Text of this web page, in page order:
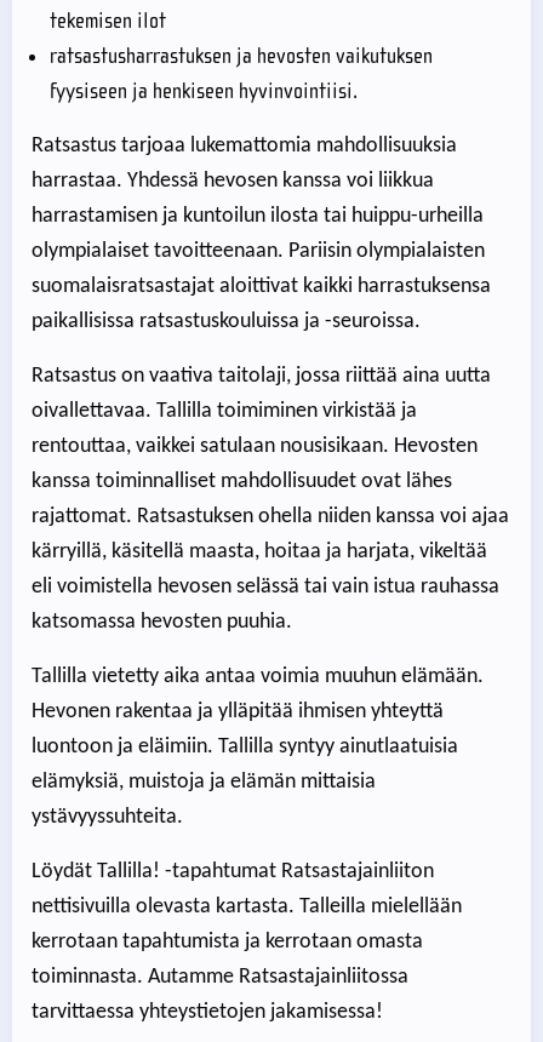
tekemisen ilot
ratsastusharrastuksen ja hevosten vaikutuksen
fyysiseen ja henkiseen hyvinvointiisi.
Ratsastus tarjoaa lukemattomia mahdollisuuksia
harrastaa. Yhdessä hevosen kanssa voi liikkua
harrastamisen ja kuntoilun ilosta tai huippu-urheilla
olympialaiset tavoitteenaan. Pariisin olympialaisten
suomalaisratsastajat aloittivat kaikki harrastuksensa
paikallisissa ratsastuskouluissa ja -seuroissa.
Ratsastus on vaativa taitolaji, jossa riittää aina uutta
oivallettavaa. Tallilla toimiminen virkistää ja
rentouttaa, vaikkei satulaan nousisikaan. Hevosten
kanssa toiminnalliset mahdollisuudet ovat lähes
rajattomat. Ratsastuksen ohella niiden kanssa voi ajaa
kärryillä, käsitellä maasta, hoitaa ja harjata, vikeltää
eli voimistella hevosen selässä tai vain istua rauhassa
katsomassa hevosten puuhia.
Tallilla vietetty aika antaa voimia muuhun elämään.
Hevonen rakentaa ja ylläpitää ihmisen yhteyttä
luontoon ja eläimiin. Tallilla syntyy ainutlaatuisia
elämyksiä, muistoja ja elämän mittaisia
ystävyyssuhteita.
Löydät Tallilla! -tapahtumat Ratsastajainliiton
nettisivuilla olevasta kartasta. Talleilla mielellään
kerrotaan tapahtumista ja kerrotaan omasta
toiminnasta. Autamme Ratsastajainliitossa
tarvittaessa yhteystietojen jakamisessa!